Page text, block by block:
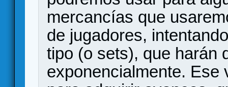
mercancías que
de jugadores,
tipo (o sets), que harán
exponencialmente. Ese